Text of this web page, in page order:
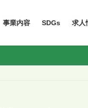
事業内容 SDGs 求人